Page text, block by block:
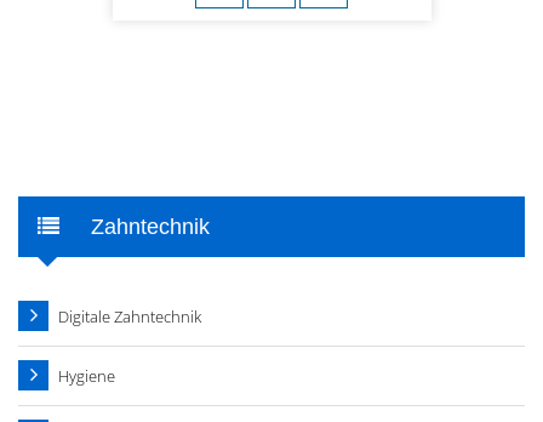
Zahntechnik
Digitale Zahntechnik
Hygiene